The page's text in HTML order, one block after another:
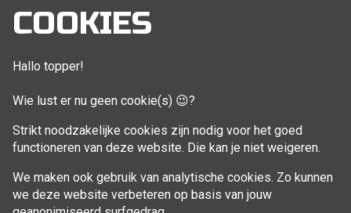
COOKIES
Hallo topper!
Wie lust er nu geen cookie(s) 😉?
Strikt noodzakelijke cookies zijn nodig voor het goed
functioneren van deze website. Die kan je niet weigeren.
We maken ook gebruik van analytische cookies. Zo kunnen
we deze website verbeteren op basis van jouw
Mijn account
Bestellingen
Aankoop beheren
VOLG MIJ
Facebook